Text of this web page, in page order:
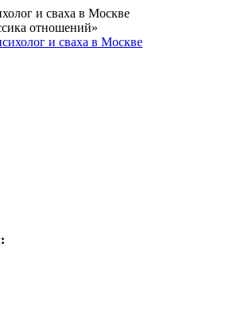
и сваха в Москве
отношений»